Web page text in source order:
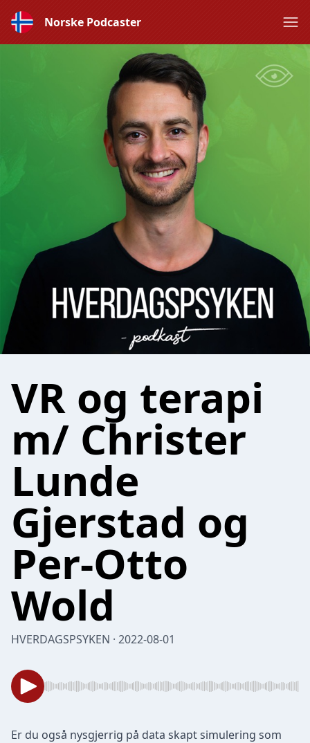
Norske Podcaster
VR og terapi
m/ Christer
Lunde
Gjerstad og
Per-Otto
Wold
HVERDAGSPSYKEN · 2022-08-01
Er du også nysgjerrig på data skapt simulering som